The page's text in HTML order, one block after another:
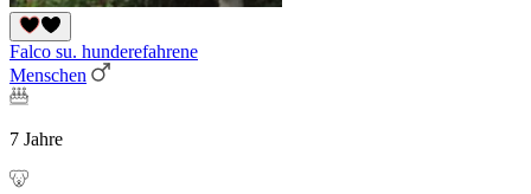
Falco su. hunderefahrene
Menschen
7 Jahre